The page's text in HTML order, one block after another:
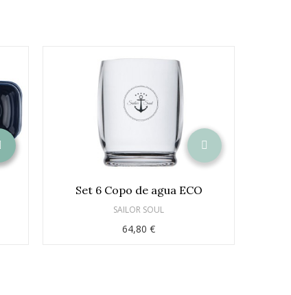
Set 6 Copo de agua ECO
SAILOR SOUL
64,80 €